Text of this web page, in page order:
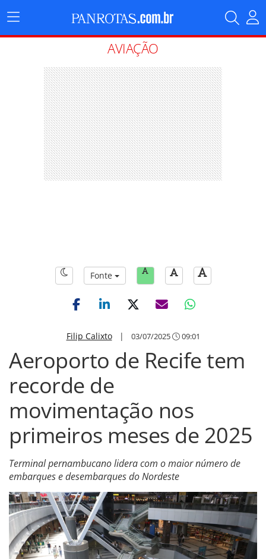
Menu
Principal
AVIAÇÃO
Fonte
Filip Calixto| 03/07/2025 09:01
Aeroporto de Recife tem
recorde de
movimentação nos
primeiros meses de 2025
Terminal pernambucano lidera com o maior número de
embarques e desembarques do Nordeste